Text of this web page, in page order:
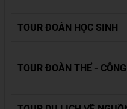
TOUR ĐOÀN HỌC SINH
TOUR ĐOÀN THỂ -